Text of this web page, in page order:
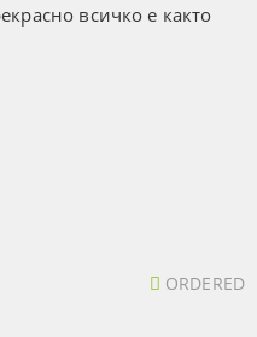
всичко е както
ORDERED